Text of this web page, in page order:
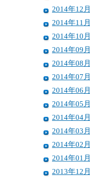
2014年12月
2014年11月
2014年10月
2014年09月
2014年08月
2014年07月
2014年06月
2014年05月
2014年04月
2014年03月
2014年02月
2014年01月
2013年12月